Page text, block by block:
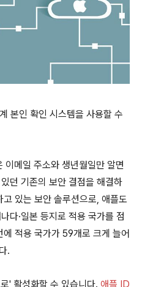
본인 확인 시스템을 사용할 수
메일 주소와 생년월일만 알면
던 기존의 보안 결점을 해결하
있는 보안 솔루션으로, 애플도
다·일본 등지로 적용 국가를 점
적용 국가가 59개로 크게 늘어
.
' 활성화할 수 있습니다. 애플 ID